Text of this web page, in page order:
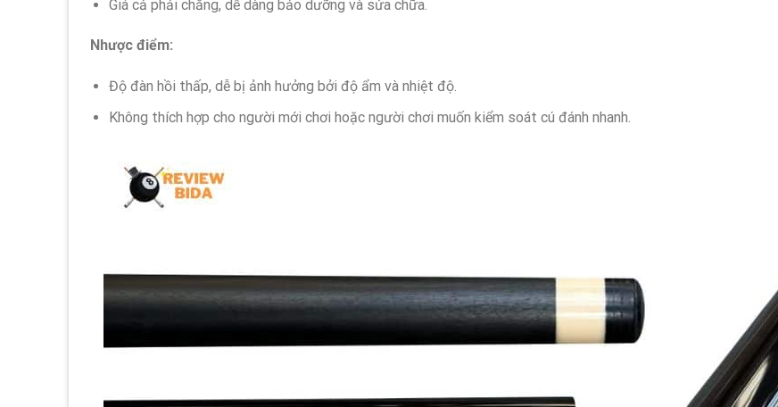
Giá cả phải chăng, dễ dàng bảo dưỡng và sửa chữa.
Nhược điểm:
Độ đàn hồi thấp, dễ bị ảnh hưởng bởi độ ẩm và nhiệt độ.
Không thích hợp cho người mới chơi hoặc người chơi muốn kiểm soát cú đánh nhanh.